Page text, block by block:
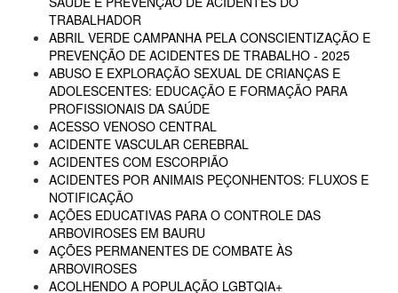
TRABALHADOR
ABRIL VERDE CAMPANHA PELA CONSCIENTIZAÇÃO E
PREVENÇÃO DE ACIDENTES DE TRABALHO - 2025
ABUSO E EXPLORAÇÃO SEXUAL DE CRIANÇAS E
ADOLESCENTES: EDUCAÇÃO E FORMAÇÃO PARA
PROFISSIONAIS DA SAÚDE
ACESSO VENOSO CENTRAL
ACIDENTE VASCULAR CEREBRAL
ACIDENTES COM ESCORPIÃO
ACIDENTES POR ANIMAIS PEÇONHENTOS: FLUXOS E
NOTIFICAÇÃO
AÇÕES EDUCATIVAS PARA O CONTROLE DAS
ARBOVIROSES EM BAURU
AÇÕES PERMANENTES DE COMBATE ÀS
ARBOVIROSES
ACOLHENDO A POPULAÇÃO LGBTQIA+